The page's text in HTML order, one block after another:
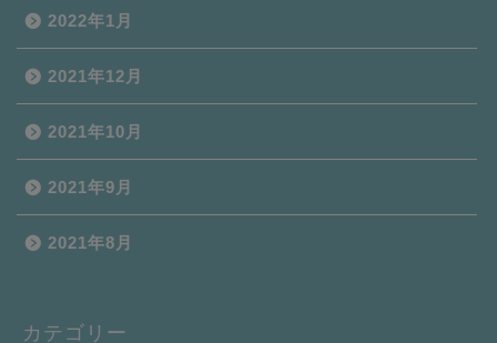
2022年1月
2021年12月
2021年10月
2021年9月
2021年8月
カテゴリー